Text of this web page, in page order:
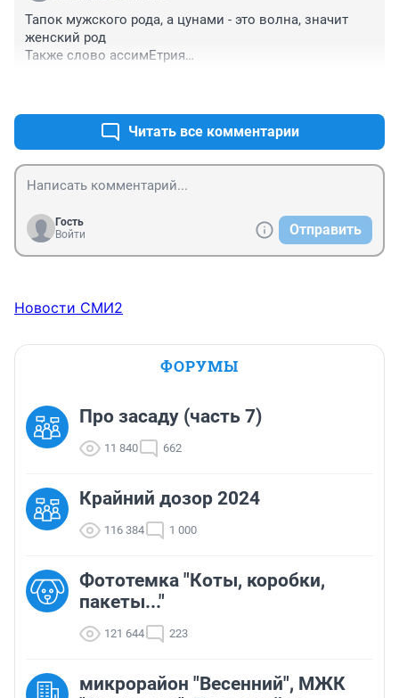
Тапок мужского рода, а цунами - это волна, значит
женский род
Также слово ассимЕтрия
Читать все комментарии
Гость
Войти
Отправить
Новости СМИ2
ФОРУМЫ
Про засаду (часть 7)
11 840 662
Крайний дозор 2024
116 384 1 000
Фототемка "Коты, коробки,
пакеты..."
121 644 223
микрорайон "Весенний", МЖК